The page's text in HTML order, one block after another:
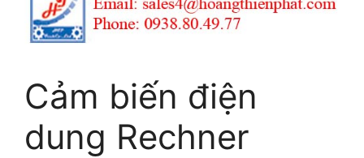
Cảm biến điện
dung Rechner